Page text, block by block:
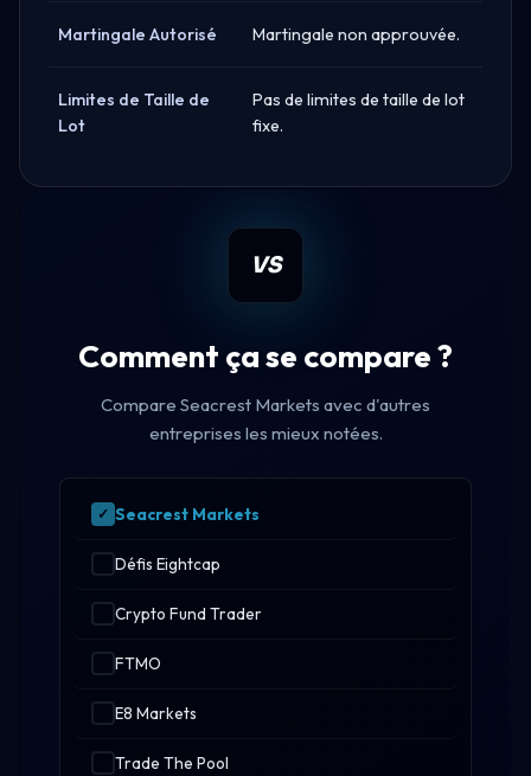
Martingale Autorisé Martingale non approuvée.
Limites de Taille de
Lot
Pas de limites de taille de lot
fixe.
VS
Comment ça se compare ?
Compare Seacrest Markets avec d'autres
entreprises les mieux notées.
Seacrest Markets
Défis Eightcap
Crypto Fund Trader
FTMO
E8 Markets
Trade The Pool